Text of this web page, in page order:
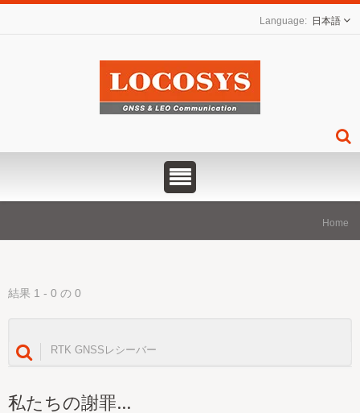
日本語
Home
結果 1 - 0 の 0
私たちの謝罪...